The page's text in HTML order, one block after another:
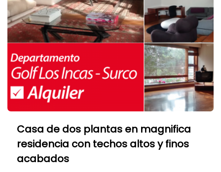
Casa de dos plantas en magnifica
residencia con techos altos y finos
acabados